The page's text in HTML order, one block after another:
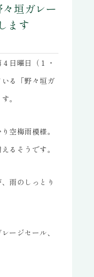
垣ガレー
ます
日曜日（１・
る「野々垣ガ
。
空梅雨模様。
るそうです。
雨のしっとり
ージセール、